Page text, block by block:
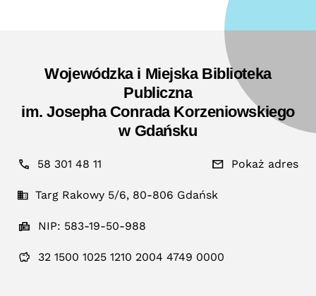
Wojewódzka i Miejska Biblioteka
Publiczna
im. Josepha Conrada Korzeniowskiego
w Gdańsku
58 301 48 11 Pokaż adres
Targ Rakowy 5/6, 80-806 Gdańsk
NIP: 583-19-50-988
32 1500 1025 1210 2004 4749 0000